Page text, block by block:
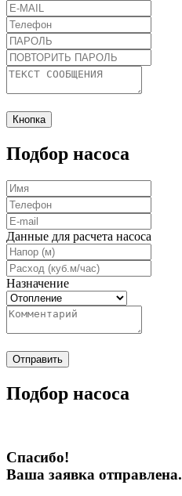
Кнопка
Подбор насоса
Данные для расчета насоса
Назначение
Отправить
Подбор насоса
Спасибо!
Ваша заявка отправлена.